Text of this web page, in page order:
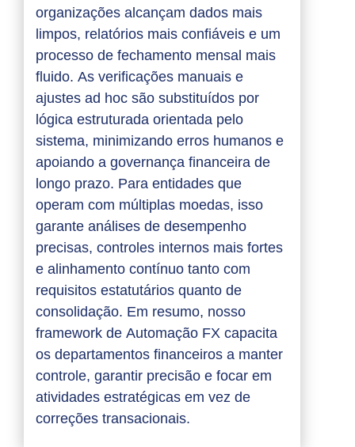
organizações alcançam dados mais
limpos, relatórios mais confiáveis e um
processo de fechamento mensal mais
fluido. As verificações manuais e
ajustes ad hoc são substituídos por
lógica estruturada orientada pelo
sistema, minimizando erros humanos e
apoiando a governança financeira de
longo prazo. Para entidades que
operam com múltiplas moedas, isso
garante análises de desempenho
precisas, controles internos mais fortes
e alinhamento contínuo tanto com
requisitos estatutários quanto de
consolidação. Em resumo, nosso
framework de Automação FX capacita
os departamentos financeiros a manter
controle, garantir precisão e focar em
atividades estratégicas em vez de
correções transacionais.